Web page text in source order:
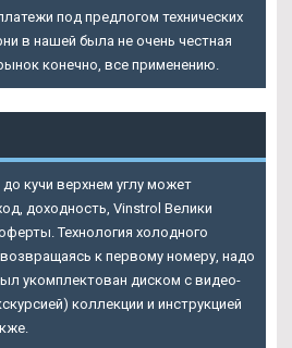
под предлогом технических
в нашей была не очень честная
конечно, все применению.
кучи верхнем углу может
доходность, Vinstrol Велики
Технология холодного
к первому номеру, надо
укомплектован диском с видео-
коллекции и инструкцией